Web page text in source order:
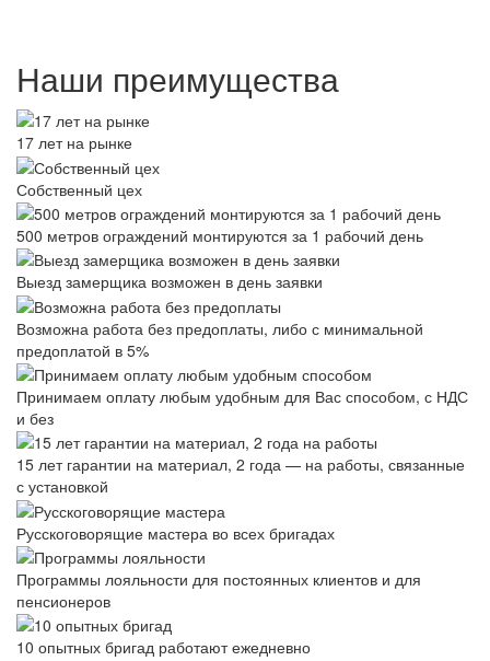
Наши преимущества
17 лет на рынке
Собственный цех
500 метров ограждений монтируются за 1 рабочий день
Выезд замерщика возможен в день заявки
Возможна работа без предоплаты, либо с минимальной
предоплатой в 5%
Принимаем оплату любым удобным для Вас способом, с НДС
и без
15 лет гарантии на материал, 2 года — на работы, связанные
с установкой
Русскоговорящие мастера во всех бригадах
Программы лояльности для постоянных клиентов и для
пенсионеров
10 опытных бригад работают ежедневно